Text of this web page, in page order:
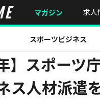
マガジン 求人
スポーツビジネス
24年】スポーツ庁、スポーツビジ
】スポーツ
ス人材派遣